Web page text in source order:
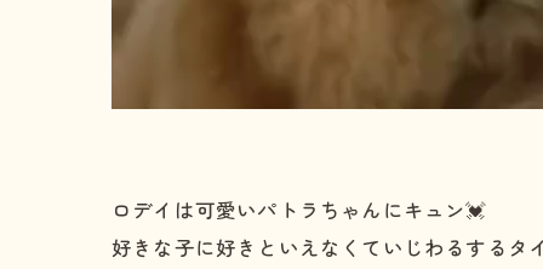
ロデイは可愛いパトラちゃんにキュン💓
好きな子に好きといえなくていじわるするタ